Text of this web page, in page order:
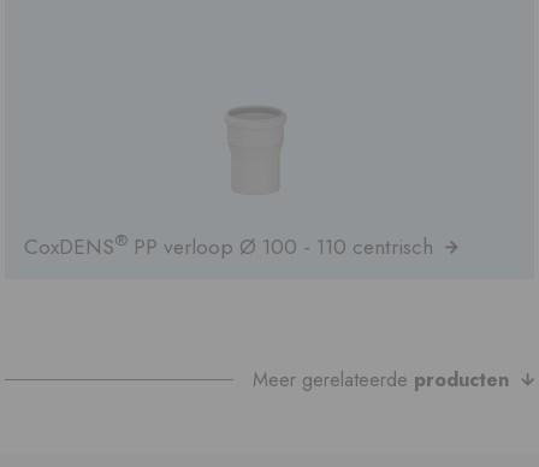
CoxDENS® PP verloop Ø 100 - 110 centrisch
Meer gerelateerde producten